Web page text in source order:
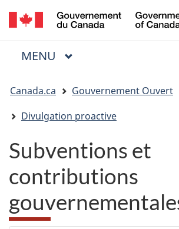
Passer
au
contenu
Passer
à
« Au
Passer
à
la
Menu
MENU PRINCIPAL
êtes
ici
Canada.ca
Gouvernement Ouvert
Divulgation proactive
Subventions et
contributions